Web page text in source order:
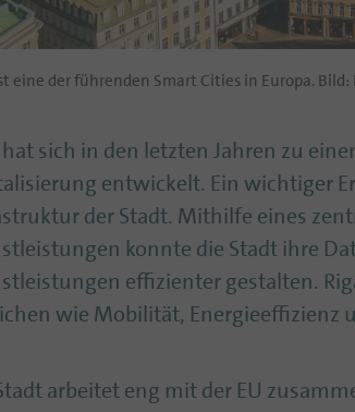
eine der führenden Smart Cities in Europa. Bild:
hat sich in den letzten Jahren zu
entwickelt. Ein wichtiger
der Stadt. Mithilfe eines
konnte die Stadt ihre
effizienter gestalten.
wie Mobilität, Energieeffizienz
arbeitet eng mit der EU